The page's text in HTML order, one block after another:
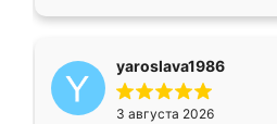
yaroslava1986
3 августа 2026